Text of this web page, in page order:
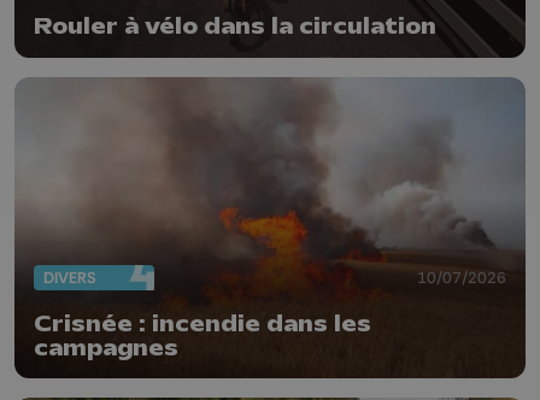
Rouler à vélo dans la circulation
DIVERS 10/07/2026
Crisnée : incendie dans les
campagnes